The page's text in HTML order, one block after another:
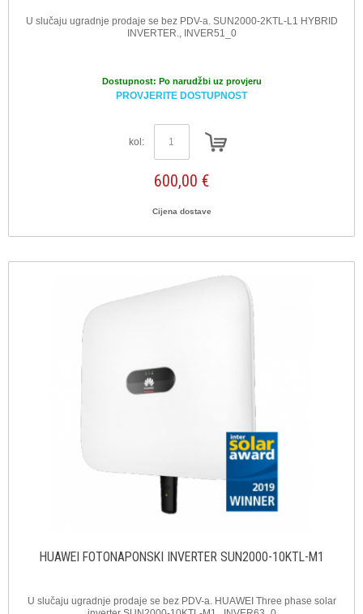
U slučaju ugradnje prodaje se bez PDV-a. SUN2000-2KTL-L1 HYBRID
INVERTER., INVER51_0
Dostupnost: Po narudžbi uz provjeru
PROVJERITE DOSTUPNOST
kol:
600,00 €
Cijena dostave
HUAWEI FOTONAPONSKI INVERTER SUN2000-10KTL-M1
U slučaju ugradnje prodaje se bez PDV-a. HUAWEI Three phase solar